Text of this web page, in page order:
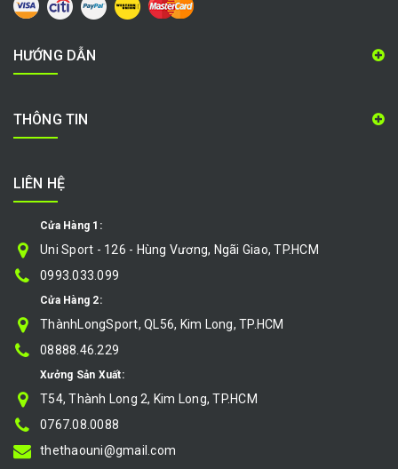
HƯỚNG DẪN
THÔNG TIN
LIÊN HỆ
Cửa Hàng 1:
Uni Sport - 126 - Hùng Vương, Ngãi Giao, TP.HCM
0993.033.099
Cửa Hàng 2:
ThànhLongSport, QL56, Kim Long, TP.HCM
08888.46.229
Xưởng Sản Xuất:
T54, Thành Long 2, Kim Long, TP.HCM
0767.08.0088
thethaouni@gmail.com